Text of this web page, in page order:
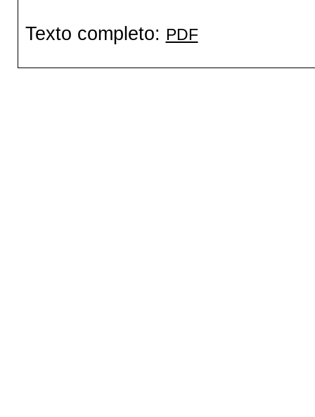
Texto completo: PDF